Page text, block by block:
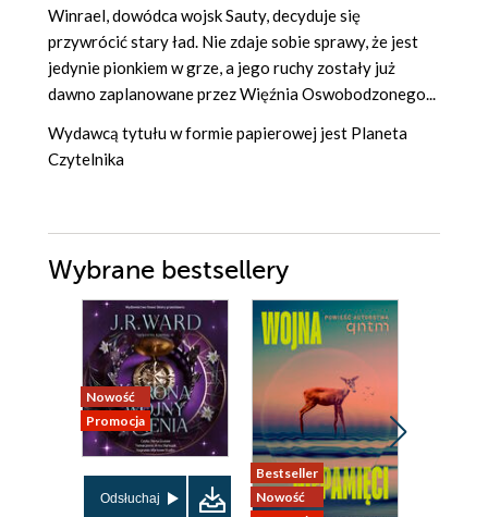
Winrael, dowódca wojsk Sauty, decyduje się
przywrócić stary ład. Nie zdaje sobie sprawy, że jest
jedynie pionkiem w grze, a jego ruchy zostały już
dawno zaplanowane przez Więźnia Oswobodzonego...
Wydawcą tytułu w formie papierowej jest Planeta
Czytelnika
Wybrane bestsellery
Nowość
Promocja
Odsłuchaj
Bestseller
Nowość